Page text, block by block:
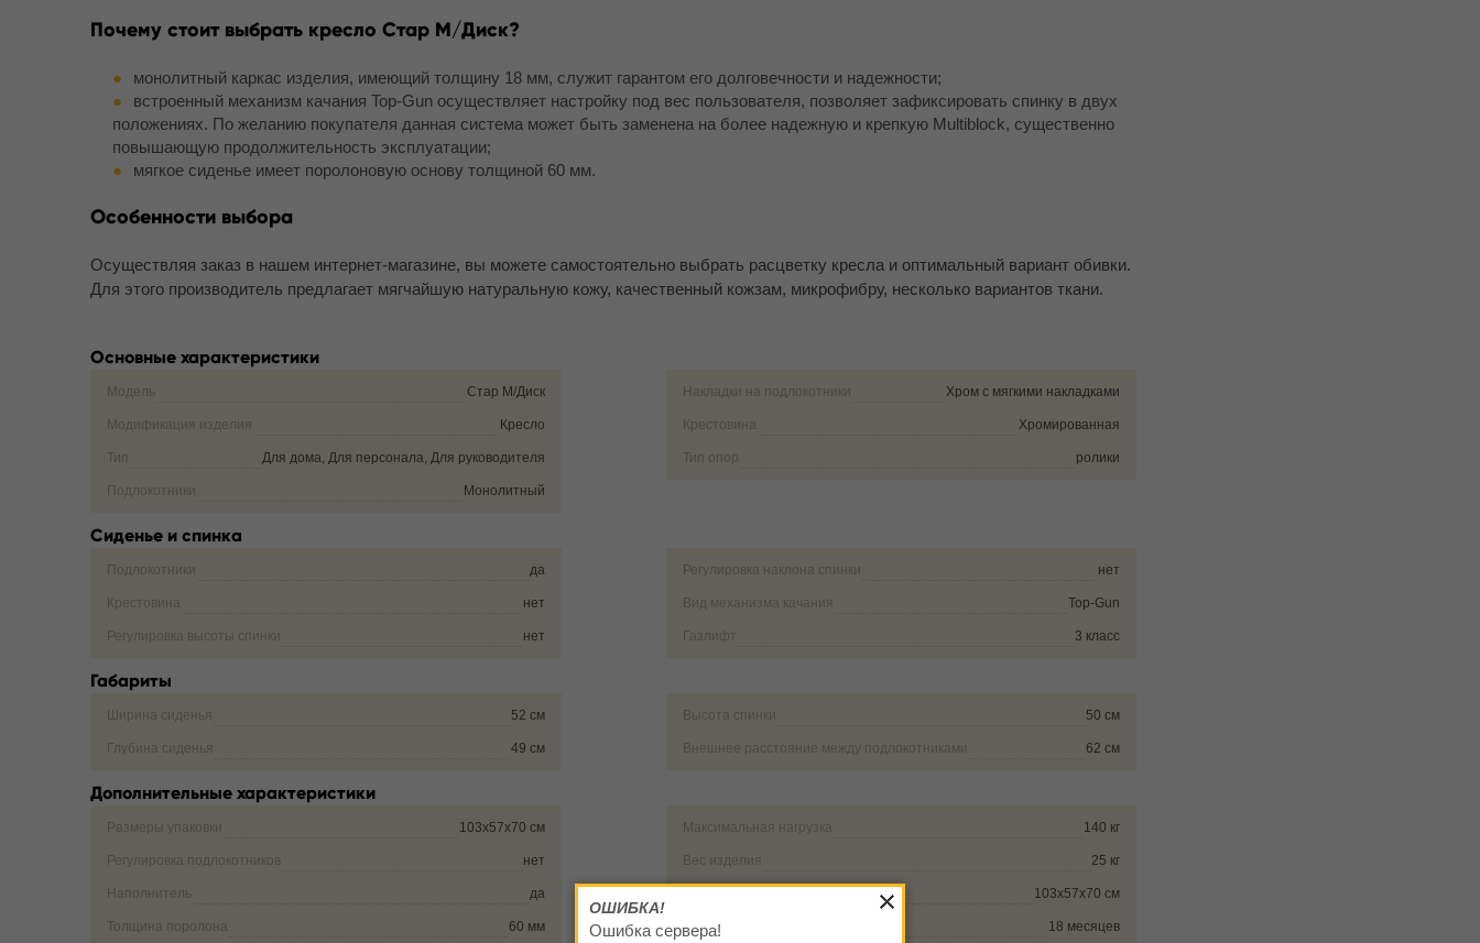
Почему стоит выбрать кресло Стар M/Диск?
монолитный каркас изделия, имеющий толщину 18 мм, служит гарантом его долговечности и надежности;
встроенный механизм качания Top-Gun осуществляет настройку под вес пользователя, позволяет зафиксировать спинку в двух
положениях. По желанию покупателя данная система может быть заменена на более надежную и крепкую Multiblock, существенно
повышающую продолжительность эксплуатации;
мягкое сиденье имеет поролоновую основу толщиной 60 мм.
Особенности выбора
Осуществляя заказ в нашем интернет-магазине, вы можете самостоятельно выбрать расцветку кресла и оптимальный вариант обивки.
Для этого производитель предлагает мягчайшую натуральную кожу, качественный кожзам, микрофибру, несколько вариантов ткани.
Основные характеристики
Модель Стар M/Диск
Модификация изделия Кресло
Тип Для дома, Для персонала, Для руководителя
Подлокотники Монолитный
Накладки на подлокотники Хром с мягкими накладками
Крестовина Хромированная
Тип опор ролики
Сиденье и спинка
Подлокотники да
Крестовина нет
Регулировка высоты спинки нет
Регулировка наклона спинки нет
Вид механизма качания Top-Gun
Газлифт 3 класс
Габариты
Ширина сиденья 52 см
Глубина сиденья 49 см
Высота спинки 50 см
Внешнее расстояние между подлокотниками 62 см
Дополнительные характеристики
Размеры упаковки 103х57х70 см
Регулировка подлокотников нет
Наполнитель да
Толщина поролона 60 мм
Максимальная нагрузка 140 кг
Вес изделия 25 кг
103x57x70 см
Гарантия 18 месяцев
ОШИБКА!
Ошибка сервера!